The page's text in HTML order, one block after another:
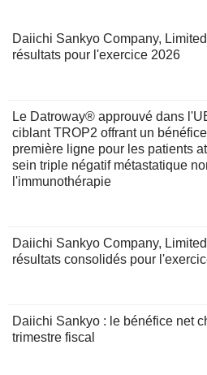
Daiichi Sankyo Company,
résultats pour l'exercice 2026
Le Datroway® approuvé dans
ciblant TROP2 offrant un
première ligne pour les patients
sein triple négatif métastatique
l'immunothérapie
Daiichi Sankyo Company,
résultats consolidés pour
Daiichi Sankyo : le bénéfice net
trimestre fiscal